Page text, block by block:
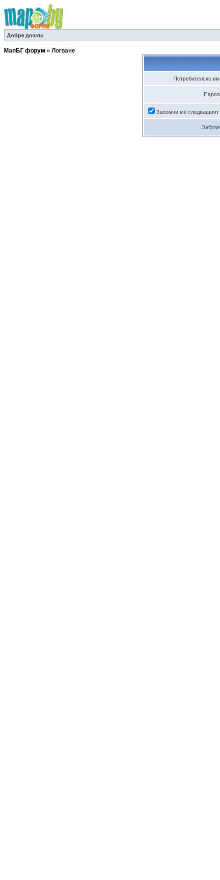
Добре дошли
МапБГ форум » Логване
Потребителско
Запомни ме следващият